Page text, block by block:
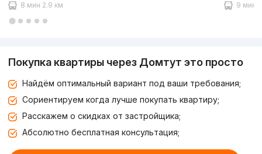
8 мин 2.9 км 9 мин
Покупка квартиры через Домтут это просто
Найдём оптимальный вариант под ваши требования;
Сориентируем когда лучше покупать квартиру;
Расскажем о скидках от застройщика;
Абсолютно бесплатная консультация;